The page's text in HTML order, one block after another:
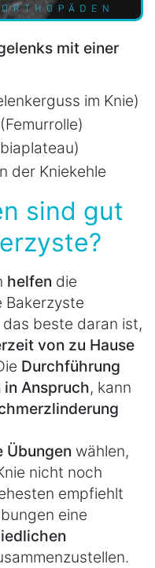
mit einer
im Knie)
der Kniekehle
sind gut
helfen die
Bakerzyste
das beste daran ist,
von zu Hause
Durchführung
Anspruch, kann
Übungen wählen,
nicht noch
empfiehlt
eine